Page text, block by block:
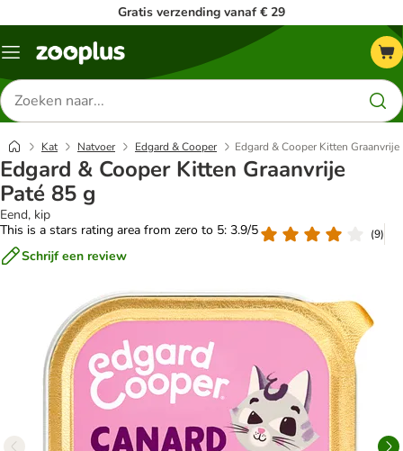
Gratis verzending vanaf € 29
Menu
Zoeken
naar
producten
Kat Natvoer Edgard & Cooper Edgard & Cooper Kitten Graanvrije
Edgard & Cooper Kitten Graanvrije
Paté 85 g
Eend, kip
This is a stars rating area from zero to 5: 3.9/5
(9)
Schrijf een review